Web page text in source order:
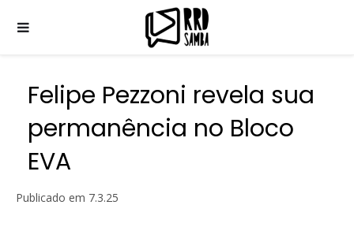
Felipe Pezzoni revela sua
permanência no Bloco
EVA
Publicado em 7.3.25